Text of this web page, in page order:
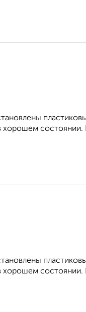
состоянии.
хорошем состоянии.